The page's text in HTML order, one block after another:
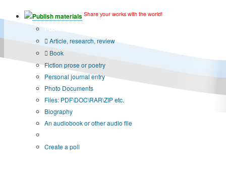
Publish materials Share your works with the world!
Publication type?
Article, research, review
Book
Fiction prose or poetry
Personal journal entry
Photo Documents
Files: PDF\DOC\RAR\ZIP etc.
Biography
An audiobook or other audio file
Create a poll